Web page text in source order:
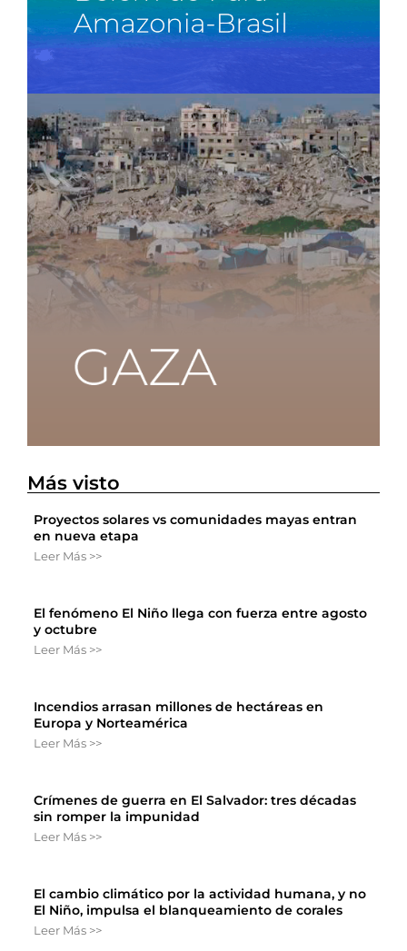
Más visto
Proyectos solares vs comunidades mayas entran
en nueva etapa
Leer Más >>
El fenómeno El Niño llega con fuerza entre agosto
y octubre
Leer Más >>
Incendios arrasan millones de hectáreas en
Europa y Norteamérica
Leer Más >>
Crímenes de guerra en El Salvador: tres décadas
sin romper la impunidad
Leer Más >>
El cambio climático por la actividad humana, y no
El Niño, impulsa el blanqueamiento de corales
Leer Más >>